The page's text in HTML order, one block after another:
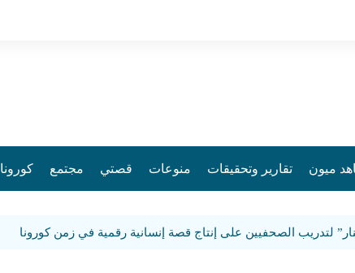
ميون تقارير وتحقيقات منوعات قصتي مجتمع كورونا
لتدريب الصحفيين على إنتاج قصة إنسانية رقمية في زمن كورونا